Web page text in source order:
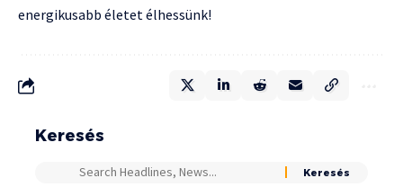
energikusabb életet élhessünk!
Keresés